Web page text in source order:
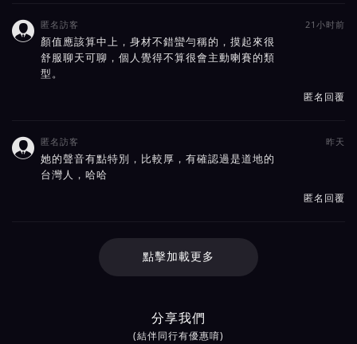
 匿名訪客 21小时前
顏值應該算中上，身材不錯蠻勻稱的，摸起來很
舒服聊天可聊，個人覺得不算很會主動喇賽的類
型。
匿名回覆
 匿名訪客 昨天
她的聲音有點特別，比較厚，有確認過是道地的
台灣人，哈哈
匿名回覆
點擊加載更多
分享我們
(結伴同行有優惠唷)